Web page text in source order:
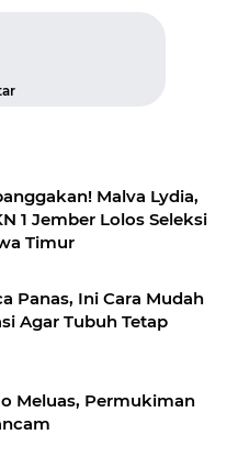
Malva Lydia,
1 Jember Lolos Seleksi
Timur
Panas, Ini Cara Mudah
Agar Tubuh Tetap
Meluas, Permukiman